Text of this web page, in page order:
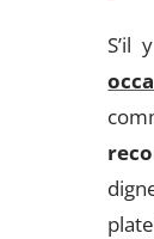
S’il